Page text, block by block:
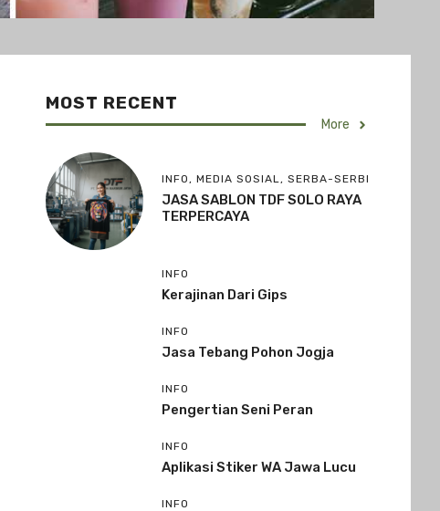
MOST RECENT
More
INFO, MEDIA SOSIAL, SERBA-SERBI
JASA SABLON TDF S0LO RAYA
TERPERCAYA
INFO
Kerajinan Dari Gips
INFO
Jasa Tebang Pohon Jogja
INFO
Pengertian Seni Peran
INFO
Aplikasi Stiker WA Jawa Lucu
INFO